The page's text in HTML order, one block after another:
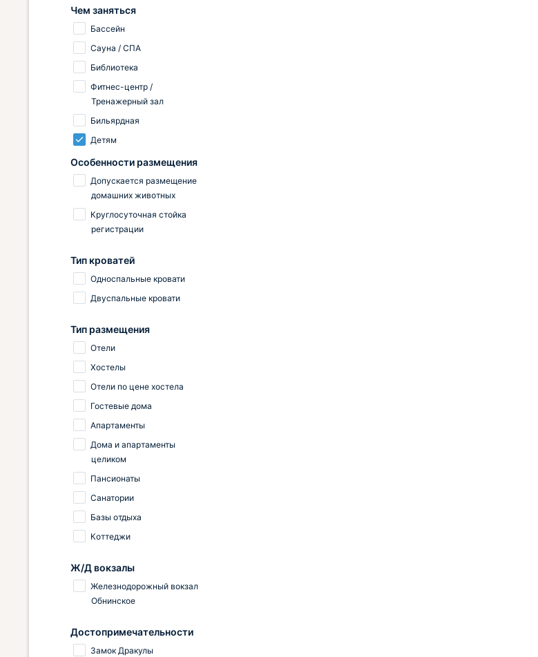
Чем заняться
Бассейн
Сауна / СПА
Библиотека
Фитнес-центр /
Тренажерный зал
Бильярдная
Детям
Особенности размещения
Допускается размещение
домашних животных
Круглосуточная стойка
регистрации
Тип кроватей
Односпальные кровати
Двуспальные кровати
Тип размещения
Отели
Хостелы
Отели по цене хостела
Гостевые дома
Апартаменты
Дома и апартаменты
целиком
Пансионаты
Санатории
Базы отдыха
Коттеджи
Ж/Д вокзалы
Железнодорожный вокзал
Обнинское
Достопримечательности
Замок Дракулы